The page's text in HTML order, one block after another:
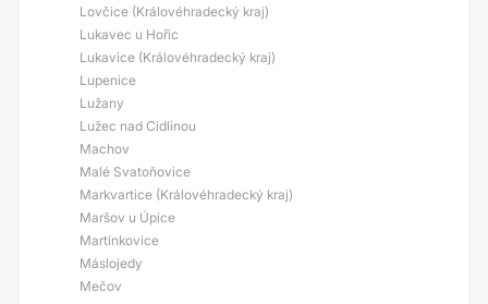
Lovčice (Královéhradecký kraj)
Lukavec u Hořic
Lukavice (Královéhradecký kraj)
Lupenice
Lužany
Lužec nad Cidlinou
Machov
Malé Svatoňovice
Markvartice (Královéhradecký kraj)
Maršov u Úpice
Martínkovice
Máslojedy
Mečov